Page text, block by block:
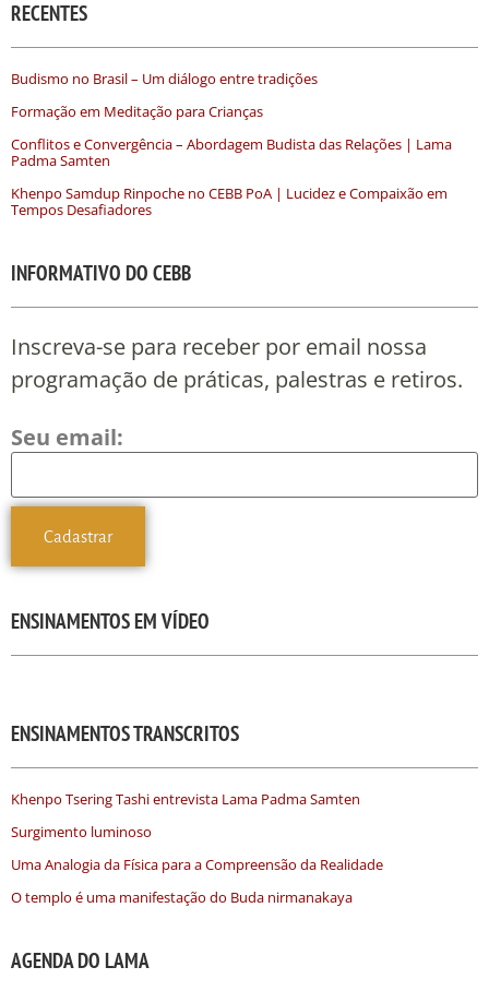
RECENTES
Budismo no Brasil – Um diálogo entre tradições
Formação em Meditação para Crianças
Conflitos e Convergência – Abordagem Budista das Relações | Lama
Padma Samten
Khenpo Samdup Rinpoche no CEBB PoA | Lucidez e Compaixão em
Tempos Desafiadores
INFORMATIVO DO CEBB
Inscreva-se para receber por email nossa
programação de práticas, palestras e retiros.
Seu email:
ENSINAMENTOS EM VÍDEO
ENSINAMENTOS TRANSCRITOS
Khenpo Tsering Tashi entrevista Lama Padma Samten
Surgimento luminoso
Uma Analogia da Física para a Compreensão da Realidade
O templo é uma manifestação do Buda nirmanakaya
AGENDA DO LAMA